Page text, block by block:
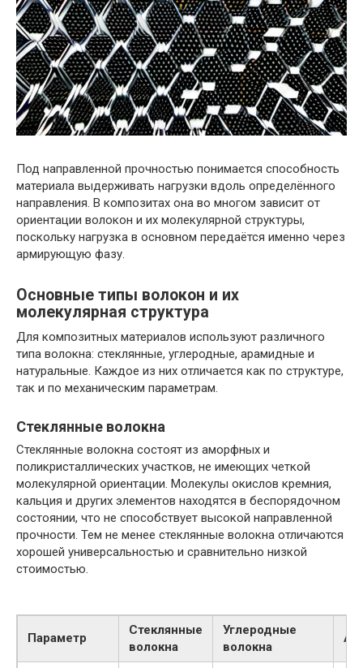
Под направленной прочностью понимается способность
материала выдерживать нагрузки вдоль определённого
направления. В композитах она во многом зависит от
ориентации волокон и их молекулярной структуры,
поскольку нагрузка в основном передаётся именно через
армирующую фазу.
Основные типы волокон и их
молекулярная структура
Для композитных материалов используют различного
типа волокна: стеклянные, углеродные, арамидные и
натуральные. Каждое из них отличается как по структуре,
так и по механическим параметрам.
Стеклянные волокна
Стеклянные волокна состоят из аморфных и
поликристаллических участков, не имеющих четкой
молекулярной ориентации. Молекулы окислов кремния,
кальция и других элементов находятся в беспорядочном
состоянии, что не способствует высокой направленной
прочности. Тем не менее стеклянные волокна отличаются
хорошей универсальностью и сравнительно низкой
стоимостью.
Параметр
Стеклянные
волокна
Углеродные
волокна